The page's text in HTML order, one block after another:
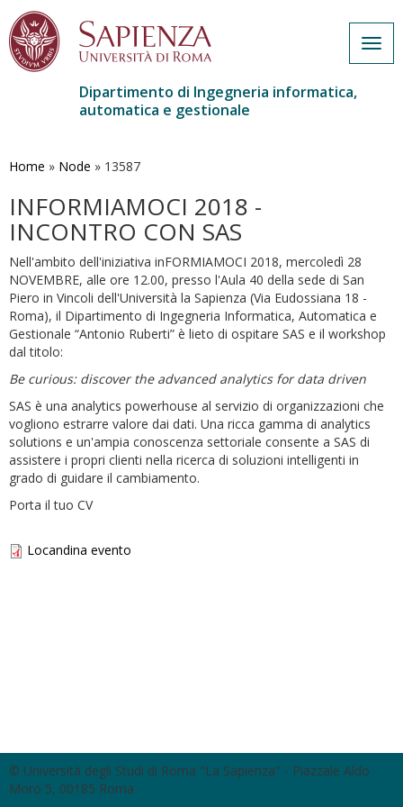
contenuto
Dipartimento di Ingegneria informatica,
automatica e gestionale
Home » Node » 13587
INFORMIAMOCI 2018 -
INCONTRO CON SAS
Nell'ambito dell'iniziativa inFORMIAMOCI 2018, mercoledì 28
NOVEMBRE, alle ore 12.00, presso l'Aula 40 della sede di San
Piero in Vincoli dell'Università la Sapienza (Via Eudossiana 18 -
Roma), il Dipartimento di Ingegneria Informatica, Automatica e
Gestionale “Antonio Ruberti” è lieto di ospitare SAS e il workshop
dal titolo:
Be curious: discover the advanced analytics for data driven
SAS è una analytics powerhouse al servizio di organizzazioni che
vogliono estrarre valore dai dati. Una ricca gamma di analytics
solutions e un'ampia conoscenza settoriale consente a SAS di
assistere i propri clienti nella ricerca di soluzioni intelligenti in
grado di guidare il cambiamento.
Porta il tuo CV
Locandina evento
© Università degli Studi di Roma "La Sapienza" - Piazzale Aldo
Moro 5, 00185 Roma